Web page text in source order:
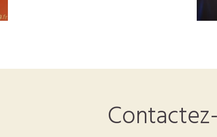
Contactez-